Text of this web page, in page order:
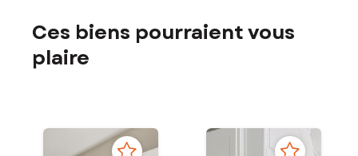
Ces biens pourraient vous
plaire